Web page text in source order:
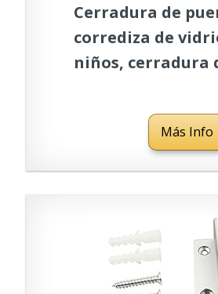
Cerradura de
corrediza de
niños, cerradura
cerraduras de
deslizante de
para bebés,
Más Info